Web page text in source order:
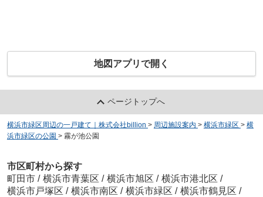
地図アプリで開く
ページトップへ
横浜市緑区周辺の一戸建て｜株式会社billion > 周辺施設案内 > 横浜市緑区 > 横
浜市緑区の公園 > 霧が池公園
市区町村から探す
町田市 / 横浜市青葉区 / 横浜市旭区 / 横浜市港北区 /
横浜市戸塚区 / 横浜市南区 / 横浜市緑区 / 横浜市鶴見区 /